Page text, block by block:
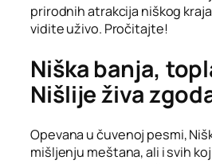
prirodnih atrakcija niškog
vidite uživo. Pročitajte!
Niška banja,
Nišlije živa
Opevana u čuvenoj pesmi,
mišljenju meštana, ali i svih